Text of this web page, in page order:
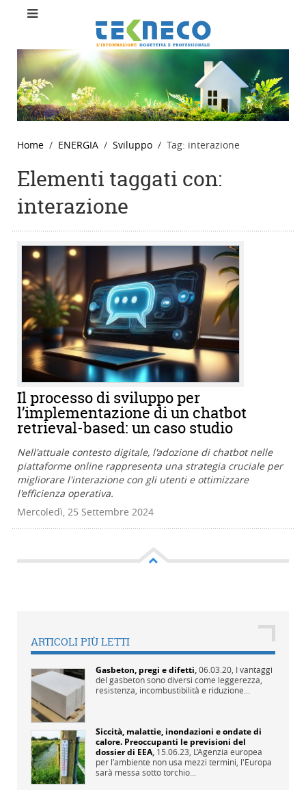
Home ENERGIA Sviluppo Tag: interazione
Elementi taggati con:
interazione
Il processo di sviluppo per
l’implementazione di un chatbot
retrieval-based: un caso studio
Nell'attuale contesto digitale, l'adozione di chatbot nelle
piattaforme online rappresenta una strategia cruciale per
migliorare l'interazione con gli utenti e ottimizzare
l'efficienza operativa.
Mercoledì, 25 Settembre 2024
ARTICOLI PIÙ LETTI
Gasbeton, pregi e difetti,06.03.20, I vantaggi
del gasbeton sono diversi come leggerezza,
resistenza, incombustibilità e riduzione...
Siccità, malattie, inondazioni e ondate di
calore. Preoccupanti le previsioni del
dossier di EEA, 15.06.23, L’Agenzia europea
per l’ambiente non usa mezzi termini, l'Europa
sarà messa sotto torchio...